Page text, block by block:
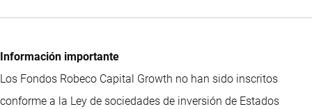
Información importante
Los Fondos Robeco Capital Growth no han sido inscritos
conforme a la Ley de sociedades de inversión de Estados